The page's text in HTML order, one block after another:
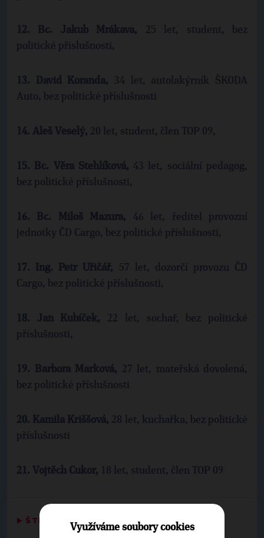
12. Bc. Jakub Mrákava, 25 let, student, bez
politické přislušnosti,
13. David Koranda, 34 let, autolakýrník ŠKODA
Auto, bez politické příslušnosti
14. Aleš Veselý, 20 let, student, člen TOP 09,
15. Bc. Věra Stehlíková, 43 let, sociální pedagog,
bez politické příslušnosti,
16. Bc. Miloš Mazura, 46 let, ředitel provozní
jednotky ČD Cargo, bez politické příslušnosti,
17. Ing. Petr Uřičář, 57 let, dozorčí provozu ČD
Cargo, bez politické příslušnosti,
18. Jan Kubíček, 22 let, sochař, bez politické
příslušnosti,
19. Barbora Marková, 27 let, mateřská dovolená,
bez politické příslušnosti
20. Kamila Kriššová, 28 let, kuchařka, bez politické
příslušnosti
21. Vojtěch Cukor, 18 let, student, člen TOP 09
▶ ŠTÍTKY
Využíváme soubory cookies